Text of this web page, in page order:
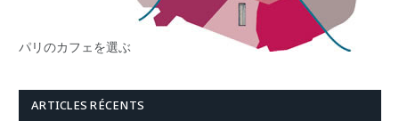
パリのカフェを選ぶ
ARTICLES RÉCENTS